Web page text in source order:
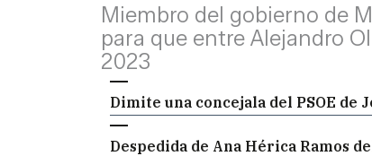
Miembro del gobierno de
para que entre Alejandro
2023
Dimite una concejala del PSOE de
Despedida de Ana Hérica Ramos